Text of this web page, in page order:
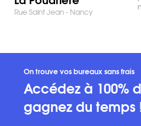
Rue Saint Jean - Nancy
On trouve vos bureaux sans frais
Accédez à 100%
gagnez du temps